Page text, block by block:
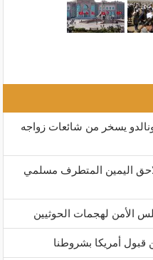
يسخر من شائعات زواجه
اليمين المتطرف مسلمي
الأمن لهجمات الحوثيين
أمريكا بشروطنا